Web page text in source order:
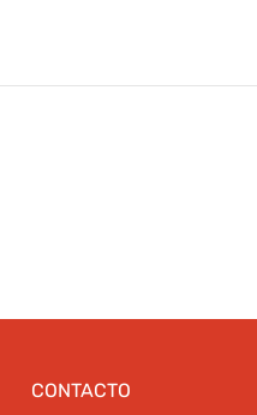
CONTACTO